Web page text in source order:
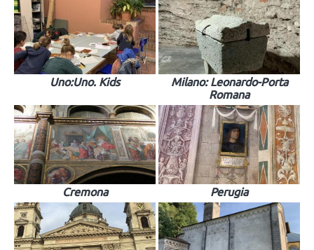
Uno:Uno. Kids
Milano: Leonardo-Porta
Romana
Cremona Perugia